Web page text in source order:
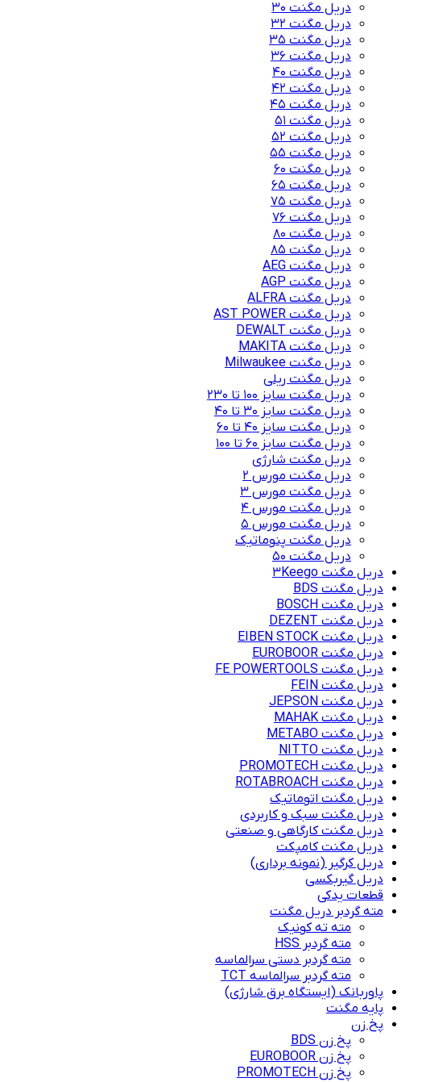
دریل مگنت 30
دریل مگنت 32
دریل مگنت 35
دریل مگنت 36
دریل مگنت 40
دریل مگنت 42
دریل مگنت 45
دریل مگنت 51
دریل مگنت 52
دریل مگنت 55
دریل مگنت 60
دریل مگنت 65
دریل مگنت 75
دریل مگنت 76
دریل مگنت 80
دریل مگنت 85
دریل مگنت AEG
دریل مگنت AGP
دریل مگنت ALFRA
دریل مگنت AST POWER
دریل مگنت DEWALT
دریل مگنت MAKITA
دریل مگنت Milwaukee
دریل مگنت ریلی
دریل مگنت سایز 100 تا 230
دریل مگنت سایز 30 تا 40
دریل مگنت سایز 40 تا 60
دریل مگنت سایز 60 تا 100
دریل مگنت شارژی
دریل مگنت مورس 2
دریل مگنت مورس 3
دریل مگنت مورس 4
دریل مگنت مورس 5
دریل مگنت پنوماتیک
دریل مگنت ۵۰
دریل مگنت 3Keego
دریل مگنت BDS
دریل مگنت BOSCH
دریل مگنت DEZENT
دریل مگنت EIBEN STOCK
دریل مگنت EUROBOOR
دریل مگنت FE POWERTOOLS
دریل مگنت FEIN
دریل مگنت JEPSON
دریل مگنت MAHAK
دریل مگنت METABO
دریل مگنت NITTO
دریل مگنت PROMOTECH
دریل مگنت ROTABROACH
دریل مگنت اتوماتیک
دریل مگنت سبک و کاربردی
دریل مگنت کارگاهی و صنعتی
دریل مگنت کامپکت
دریل کرگیر (نمونه برداری)
دریل گیربکسی
قطعات یدکی
مته گردبر دریل مگنت
مته ته کونیک
مته گردبر HSS
مته گردبر دستی سرالماسه
مته گردبر سرالماسه TCT
پاوربانک (ایستگاه برق شارژی)
پایه مگنت
پخ زن
پخ زن BDS
پخ زن EUROBOOR
پخ زن PROMOTECH